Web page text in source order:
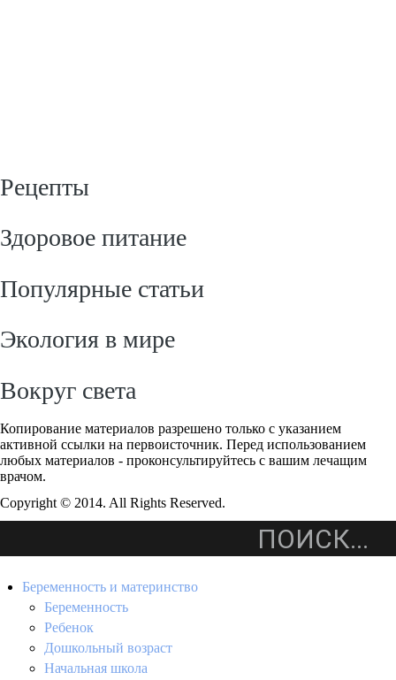
Рецепты
Здоровое питание
Популярные статьи
Экология в мире
Вокруг света
Копирование материалов разрешено только с указанием
активной ссылки на первоисточник. Перед использованием
любых материалов - проконсультируйтесь с вашим лечащим
врачом.
Copyright © 2014. All Rights Reserved.
Беременность и материнство
Беременность
Ребенок
Дошкольный возраст
Начальная школа